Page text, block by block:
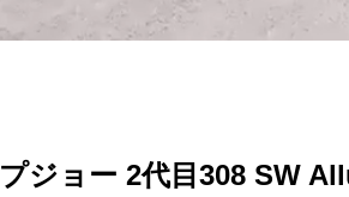
プジョー 2代目308 SW